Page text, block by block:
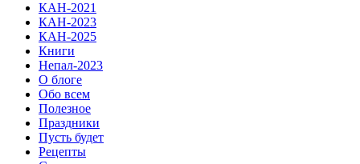
КАН-2021
КАН-2023
КАН-2025
Книги
Непал-2023
О блоге
Обо всем
Полезное
Праздники
Пусть будет
Рецепты